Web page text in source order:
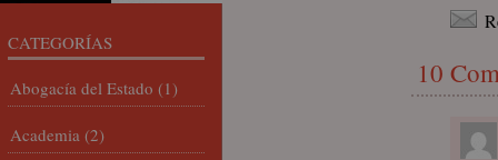
10
CATEGORÍAS
Abogacía del Estado (1)
Academia (2)